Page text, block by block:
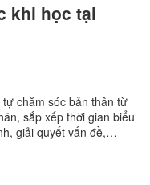
khi học tại
chăm sóc bản thân từ
sắp xếp thời gian biểu
giải quyết vấn đề,…